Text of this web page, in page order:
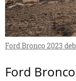
Ford Bronco 2023
Ford